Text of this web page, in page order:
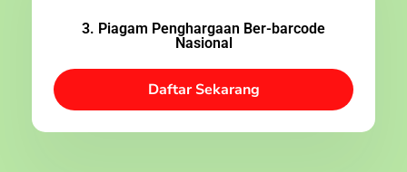
3. Piagam Penghargaan Ber-barcode
Nasional
Daftar Sekarang